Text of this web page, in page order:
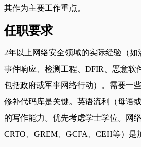
其作为主要工作重点。
任职要求
2年以上网络安全领域的实际经验（如
事件响应、检测工程、DFIR、恶意软
包括政府或军事网络行动）。需要一
修补代码库是关键。英语流利（母语
的写作能力。优先考虑学士学位。网
CRTO、GREM、GCFA、CEH等）是